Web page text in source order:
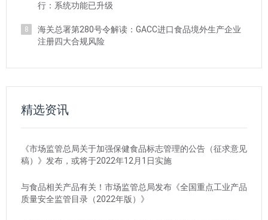
行：系统功能已升级
8
海关总署第280号令解读：GACC进口食品境外生产企业
注册四大合规风险
精选资讯
《市场监管总局关于加强保健食品标志管理的公告（征求意见
稿）》发布，或将于2022年12月1日实施
与食品相关产品有关！市场监管总局发布《全国重点工业产品
质量安全监管目录（2022年版）》